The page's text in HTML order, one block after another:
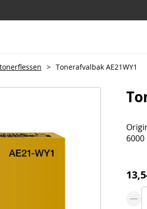
> Tonerafvalbak AE21WY1